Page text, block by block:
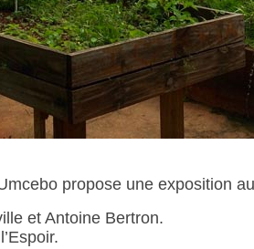
propose une exposition
et Antoine Bertron.